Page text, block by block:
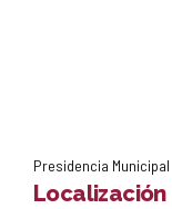
Presidencia Municipal
Localización